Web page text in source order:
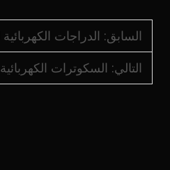
السابق: الدراجات الكهربائية
التالي: السكوترات الكهربائية القابلة